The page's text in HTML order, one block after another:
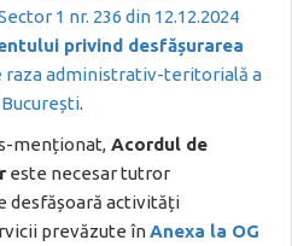
1 nr. 236 din 12.12.2024
privind desfășurarea
raza administrativ-teritorială a
.
menționat, Acordul de
este necesar tutror
desfășoară activități
prevăzute înAnexa la OG